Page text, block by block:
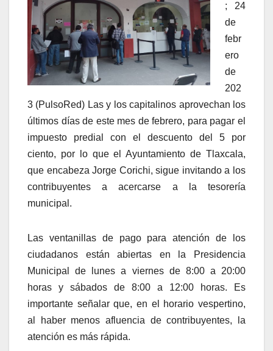
; 24
de
febr
ero
de
202
3 (PulsoRed) Las y los capitalinos aprovechan los
últimos días de este mes de febrero, para pagar el
impuesto predial con el descuento del 5 por
ciento, por lo que el Ayuntamiento de Tlaxcala,
que encabeza Jorge Corichi, sigue invitando a los
contribuyentes a acercarse a la tesorería
municipal.
Las ventanillas de pago para atención de los
ciudadanos están abiertas en la Presidencia
Municipal de lunes a viernes de 8:00 a 20:00
horas y sábados de 8:00 a 12:00 horas. Es
importante señalar que, en el horario vespertino,
al haber menos afluencia de contribuyentes, la
atención es más rápida.